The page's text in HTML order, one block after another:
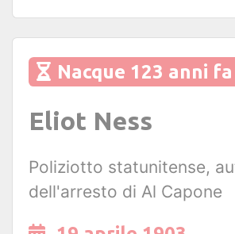
Nacque 123 anni fa
Eliot Ness
Poliziotto statunitense,
dell'arresto di Al Capone